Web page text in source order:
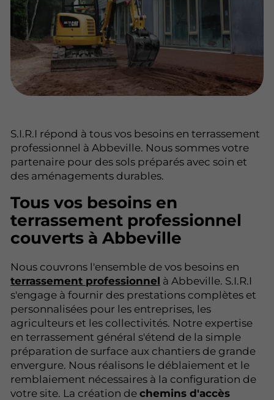
S.I.R.I répond à tous vos besoins en terrassement
professionnel à Abbeville. Nous sommes votre
partenaire pour des sols préparés avec soin et
des aménagements durables.
Tous vos besoins en
terrassement professionnel
couverts à Abbeville
Nous couvrons l'ensemble de vos besoins en
terrassement professionnel à Abbeville. S.I.R.I
s'engage à fournir des prestations complètes et
personnalisées pour les entreprises, les
agriculteurs et les collectivités. Notre expertise
en terrassement général s'étend de la simple
préparation de surface aux chantiers de grande
envergure. Nous réalisons le déblaiement et le
remblaiement nécessaires à la configuration de
votre site. La création de chemins d'accès